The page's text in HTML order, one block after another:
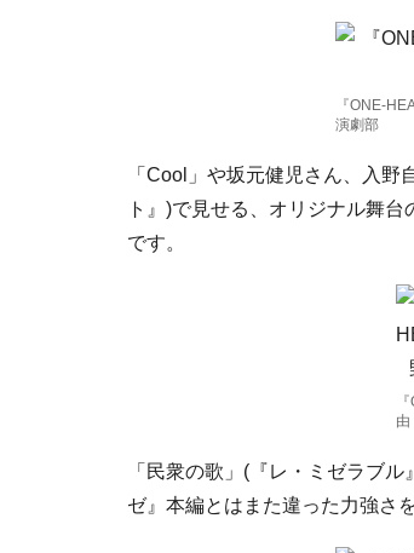
『ONE-
演劇部
「Cool」や坂元健児さん、入
ト』)で見せる、オリジナル舞
です。
「民衆の歌」(『レ・ミゼラブ
ゼ』本編とはまた違った力強さ